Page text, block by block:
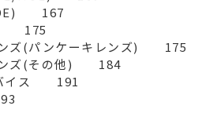
　　167
　175
(パンケーキレンズ)　　175
(その他)　　184
ス　　191